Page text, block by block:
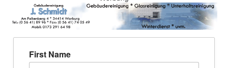
First Name